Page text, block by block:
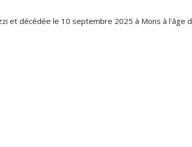
et décédée le 10 septembre 2025 à Mons à l'âge